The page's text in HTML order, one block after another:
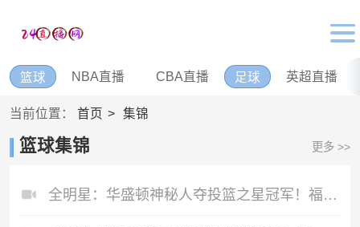
篮球 NBA直播 CBA直播 足球 英超直播
当前位置： 首页 集锦
篮球集锦 更多 >>
全明星：华盛顿神秘人夺投篮之星冠军！福德夺得三分大赛冠军！